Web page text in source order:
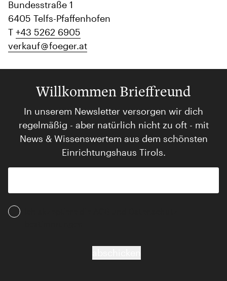
Bundesstraße 1
6405 Telfs-Pfaffenhofen
T +43 5262 6905
verkauf
foeger.at
Willkommen Brieffreund
In unserem Newsletter versorgen wir dich
regelmäßig - aber natürlich nicht zu oft - mit
News & Wissenswertem aus dem schönsten
Einrichtungshaus Tirols.